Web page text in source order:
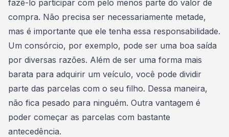
fazê-lo participar com pelo menos parte do valor de
compra. Não precisa ser necessariamente metade,
mas é importante que ele tenha essa responsabilidade.
Um consórcio, por exemplo, pode ser uma boa saída
por diversas razões. Além de ser uma forma mais
barata para adquirir um veículo, você pode dividir
parte das parcelas com o seu filho. Dessa maneira,
não fica pesado para ninguém. Outra vantagem é
poder começar as parcelas com bastante
antecedência.